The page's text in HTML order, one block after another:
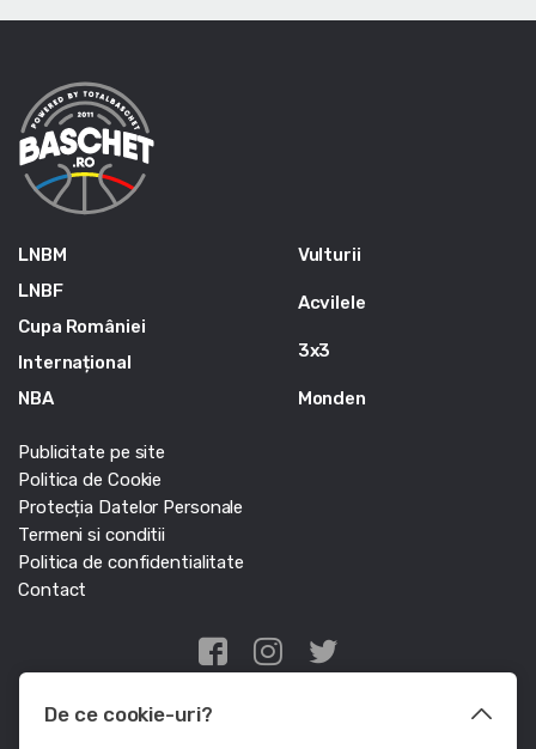
LNBM
LNBF
Cupa României
Internațional
NBA
Vulturii
Acvilele
3x3
Monden
Publicitate pe site
Politica de Cookie
Protecția Datelor Personale
Termeni si conditii
Politica de confidentialitate
Contact
Edris Digital Agency
De ce cookie-uri?